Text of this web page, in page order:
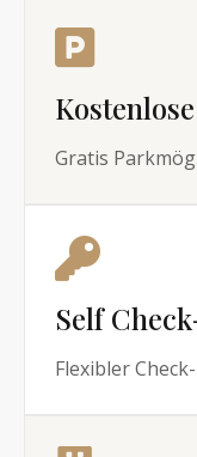
Gratis
Self
Flexibler